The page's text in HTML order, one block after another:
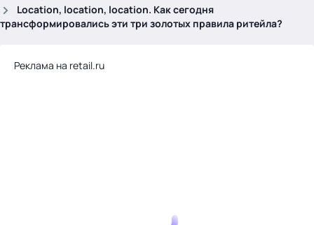
Location, location, location. Как сегодня
трансформировались эти три золотых правила ритейла?
Реклама на retail.ru